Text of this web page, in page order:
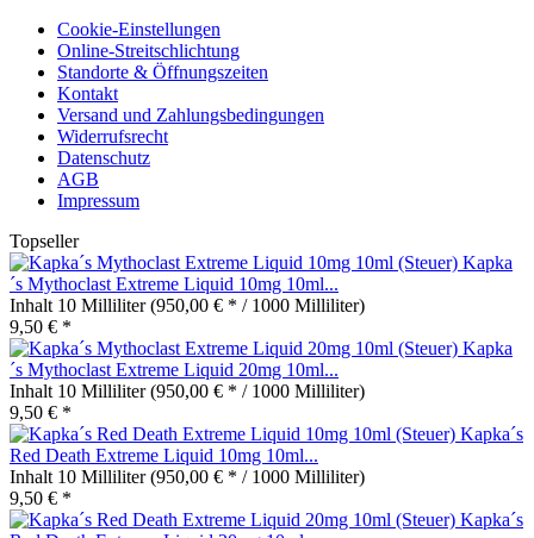
Cookie-Einstellungen
Online-Streitschlichtung
Standorte & Öffnungszeiten
Kontakt
Versand und Zahlungsbedingungen
Widerrufsrecht
Datenschutz
AGB
Impressum
Topseller
Kapka
´s Mythoclast Extreme Liquid 10mg 10ml...
Inhalt 10 Milliliter(950,00 € * / 1000 Milliliter)
9,50 € *
Kapka
´s Mythoclast Extreme Liquid 20mg 10ml...
Inhalt 10 Milliliter(950,00 € * / 1000 Milliliter)
9,50 € *
Kapka´s
Red Death Extreme Liquid 10mg 10ml...
Inhalt 10 Milliliter(950,00 € * / 1000 Milliliter)
9,50 € *
Kapka´s